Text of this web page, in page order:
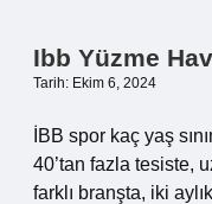
Ibb Yüzme
Tarih: Ekim 6, 2024
İBB spor kaç yaş
40’tan fazla tesiste,
farklı branşta, iki